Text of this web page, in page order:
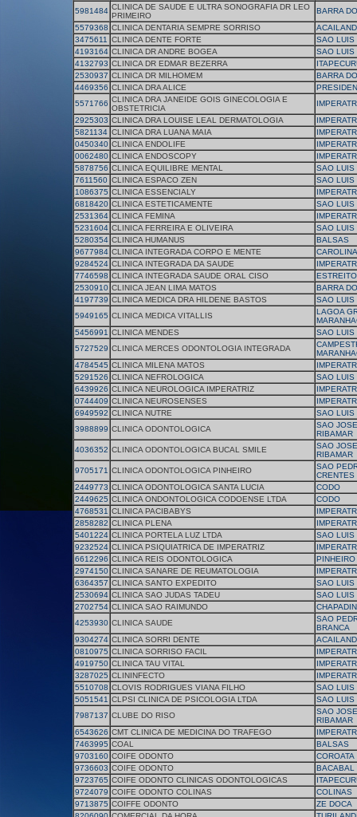
5981484 CLINICA DE SAUDE E ULTRA SONOGRAFIA DR LEO
PRIMEIRO
BARRA
5579368 CLINICA DENTARIA SEMPRE SORRISO
3475611
CLINICA DENTE FORTE
SAO LUIS
4193164 CLINICA DR ANDRE BOGEA
SAO LUIS
4132793 CLINICA DR EDMAR BEZERRA
2530937 CLINICA DR MILHOMEM
BARRA
4469356 CLINICA DRA ALICE
5571766 CLINICA DRA JANEIDE GOIS GINECOLOGIA E
OBSTETRICIA
2925303 CLINICA DRA LOUISE LEAL DERMATOLOGIA
5821134 CLINICA DRA LUANA MAIA
0450340 CLINICA ENDOLIFE
0062480 CLINICA ENDOSCOPY
5878756 CLINICA EQUILIBRE MENTAL
SAO LUIS
7611560 CLINICA ESPACO ZEN
SAO LUIS
1086375 CLINICA ESSENCIALY
6818420 CLINICA ESTETICAMENTE
SAO LUIS
2531364 CLINICA FEMINA
5231604 CLINICA FERREIRA E OLIVEIRA
SAO LUIS
5280354 CLINICA HUMANUS
BALSAS
9677984 CLINICA INTEGRADA CORPO E MENTE
CAROLINA
9284524 CLINICA INTEGRADA DA SAUDE
7746598 CLINICA INTEGRADA SAUDE ORAL CISO
ESTREITO
2530910 CLINICA JEAN LIMA MATOS
BARRA
4197739 CLINICA MEDICA DRA HILDENE BASTOS
SAO LUIS
5949165 CLINICA MEDICA VITALLIS
LAGOA
5456991 CLINICA MENDES
SAO LUIS
5727529 CLINICA MERCES ODONTOLOGIA INTEGRADA
4784545 CLINICA MILENA MATOS
5291526 CLINICA NEFROLOGICA
SAO LUIS
6439926 CLINICA NEUROLOGICA IMPERATRIZ
0744409 CLINICA NEUROSENSES
6949592 CLINICA NUTRE
SAO LUIS
3988899 CLINICA ODONTOLOGICA
SAO
RIBAMAR
4036352 CLINICA ODONTOLOGICA BUCAL SMILE
SAO
RIBAMAR
9705171 CLINICA ODONTOLOGICA PINHEIRO
SAO
CRENTES
2449773 CLINICA ODONTOLOGICA SANTA LUCIA
CODO
2449625 CLINICA ONDONTOLOGICA CODOENSE LTDA
CODO
4768531 CLINICA PACIBABYS
2858282 CLINICA PLENA
5401224 CLINICA PORTELA LUZ LTDA
SAO LUIS
9232524 CLINICA PSIQUIATRICA DE IMPERATRIZ
6612296 CLINICA REIS ODONTOLOGICA
PINHEIRO
2974150 CLINICA SANARE DE REUMATOLOGIA
6364357 CLINICA SANTO EXPEDITO
SAO LUIS
2530694 CLINICA SAO JUDAS TADEU
SAO LUIS
2702754 CLINICA SAO RAIMUNDO
4253930 CLINICA SAUDE
SAO
BRANCA
9304274 CLINICA SORRI DENTE
0810975 CLINICA SORRISO FACIL
4919750 CLINICA TAU VITAL
3287025 CLININFECTO
5510708 CLOVIS RODRIGUES VIANA FILHO
SAO LUIS
5051541 CLPSI CLINICA DE PSICOLOGIA LTDA
SAO LUIS
7987137 CLUBE DO RISO
SAO
RIBAMAR
6543626 CMT CLINICA DE MEDICINA DO TRAFEGO
7463995 COAL
BALSAS
9703160 COIFE ODONTO
COROATA
9736603 COIFE ODONTO
BACABAL
9723765 COIFE ODONTO CLINICAS ODONTOLOGICAS
9724079 COIFE ODONTO COLINAS
COLINAS
9713875 COIFFE ODONTO
ZE DOCA